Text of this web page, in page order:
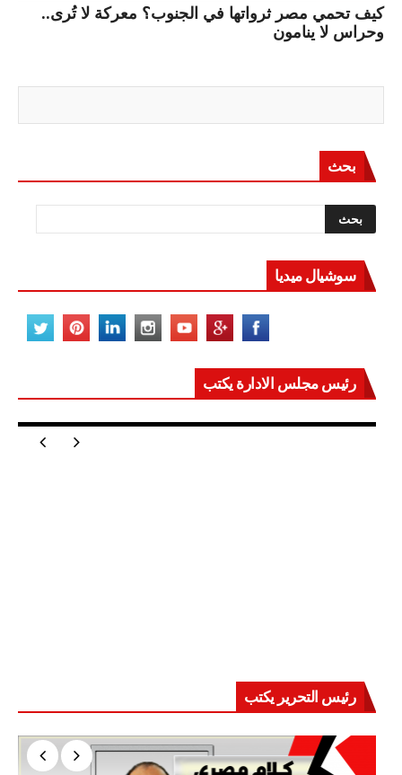
كيف تحمي مصر ثرواتها في الجنوب؟ معركة لا تُرى..
وحراس لا ينامون
بحث
سوشيال ميديا
رئيس مجلس الادارة يكتب
مصر تعيد للعالم اتزانه
رئيس التحرير يكتب